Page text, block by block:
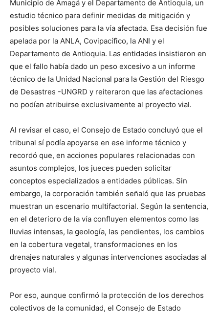
Municipio de Amagá y el Departamento de Antioquia, un
estudio técnico para definir medidas de mitigación y
posibles soluciones para la vía afectada. Esa decisión fue
apelada por la ANLA, Covipacífico, la ANI y el
Departamento de Antioquia. Las entidades insistieron en
que el fallo había dado un peso excesivo a un informe
técnico de la Unidad Nacional para la Gestión del Riesgo
de Desastres -UNGRD y reiteraron que las afectaciones
no podían atribuirse exclusivamente al proyecto vial.
Al revisar el caso, el Consejo de Estado concluyó que el
tribunal sí podía apoyarse en ese informe técnico y
recordó que, en acciones populares relacionadas con
asuntos complejos, los jueces pueden solicitar
conceptos especializados a entidades públicas. Sin
embargo, la corporación también señaló que las pruebas
muestran un escenario multifactorial. Según la sentencia,
en el deterioro de la vía confluyen elementos como las
lluvias intensas, la geología, las pendientes, los cambios
en la cobertura vegetal, transformaciones en los
drenajes naturales y algunas intervenciones asociadas al
proyecto vial.
Por eso, aunque confirmó la protección de los derechos
colectivos de la comunidad, el Consejo de Estado